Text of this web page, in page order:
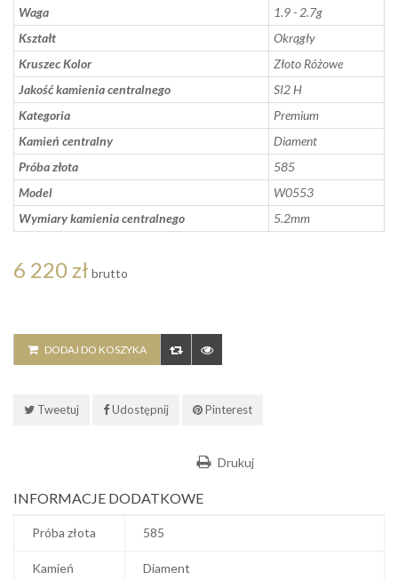
Waga
1.9 - 2.7g
Kształt
Okrągły
Kruszec Kolor
Złoto Różowe
Jakość kamienia centralnego
SI2 H
Kategoria
Premium
Kamień centralny
Diament
Próba złota
585
Model
W0553
Wymiary kamienia centralnego
5.2mm
6 220 zł brutto
DODAJ DO KOSZYKA
Tweetuj Udostępnij Pinterest
Drukuj
INFORMACJE DODATKOWE
Próba złota 585
Kamień Diament